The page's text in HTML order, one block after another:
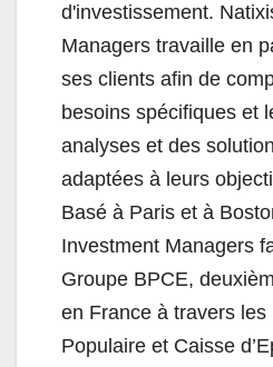
d'investissement.
Managers travaille en
ses clients afin de
besoins spécifiques et
analyses et des
adaptées à leurs
Basé à Paris et à
Investment Managers
Groupe BPCE,
en France à travers
Populaire et Caisse